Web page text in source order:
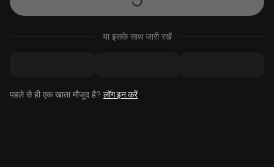
या इसके साथ जारी रखें
पहले से ही एक खाता मौजूद है? लॉग इन करें